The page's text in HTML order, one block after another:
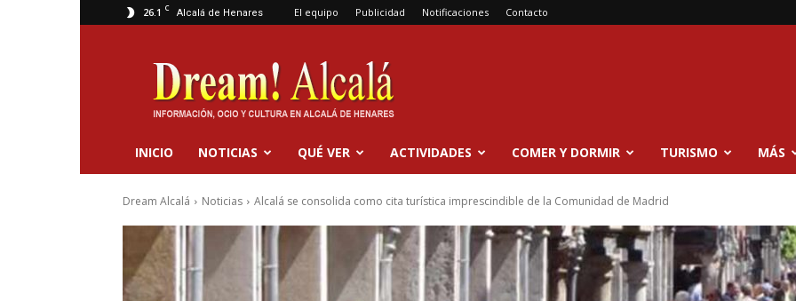
26.1 C Alcalá de Henares El equipo Publicidad Notificaciones Contacto
Dream
Alcalá
INICIO NOTICIAS QUÉ VER ACTIVIDADES COMER Y DORMIR TURISMO MÁS
Dream Alcalá Noticias Alcalá se consolida como cita turística imprescindible de la Comunidad de Madrid